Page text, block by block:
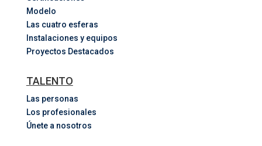
Modelo
Las cuatro esferas
Instalaciones y equipos
Proyectos Destacados
TALENTO
Las personas
Los profesionales
Únete a nosotros